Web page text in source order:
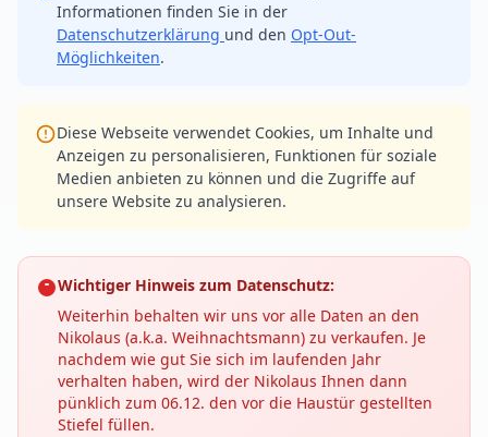
Informationen finden Sie in der
Datenschutzerklärung und den Opt-Out-
Möglichkeiten.
Diese Webseite verwendet Cookies, um Inhalte und
Anzeigen zu personalisieren, Funktionen für soziale
Medien anbieten zu können und die Zugriffe auf
unsere Website zu analysieren.
Wichtiger Hinweis zum Datenschutz:
Weiterhin behalten wir uns vor alle Daten an den
Nikolaus (a.k.a. Weihnachtsmann) zu verkaufen. Je
nachdem wie gut Sie sich im laufenden Jahr
verhalten haben, wird der Nikolaus Ihnen dann
pünklich zum 06.12. den vor die Haustür gestellten
Stiefel füllen.